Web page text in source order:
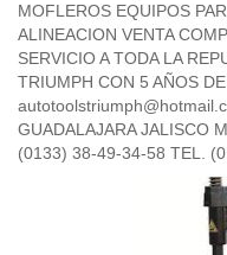
MOFLEROS EQUIPOS
ALINEACION VENTA
SERVICIO A TODA LA
TRIUMPH CON 5 AÑOS
GUADALAJARA JALISCO
(0133) 38-49-34-58 TEL.